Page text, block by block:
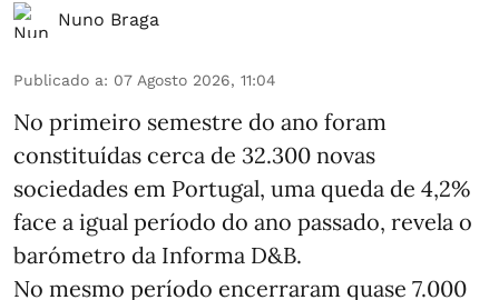
Nuno Braga
Publicado a: 07 Agosto 2026, 11:04
No primeiro semestre do ano foram
constituídas cerca de 32.300 novas
sociedades em Portugal, uma queda de 4,2%
face a igual período do ano passado, revela o
barómetro da Informa D&B.
No mesmo período encerraram quase 7.000